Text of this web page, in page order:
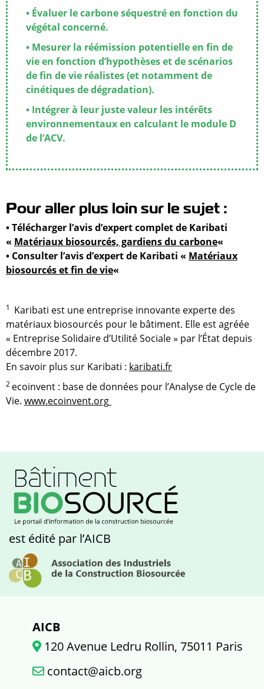
• Évaluer le carbone séquestré en fonction du
végétal concerné.
• Mesurer la réémission potentielle en fin de
vie en fonction d’hypothèses et de scénarios
de fin de vie réalistes (et notamment de
cinétiques de dégradation).
• Intégrer à leur juste valeur les intérêts
environnementaux en calculant le module D
de l’ACV.
Pour aller plus loin sur le sujet :
• Télécharger l’avis d’expert complet de Karibati
« Matériaux biosourcés, gardiens du carbone«
• Consulter l’avis d’expert de Karibati « Matériaux
biosourcés et fin de vie«
1 Karibati est une entreprise innovante experte des
matériaux biosourcés pour le bâtiment. Elle est agréée
« Entreprise Solidaire d’Utilité Sociale » par l’État depuis
décembre 2017.
En savoir plus sur Karibati : karibati.fr
2 ecoinvent : base de données pour l’Analyse de Cycle de
Vie. www.ecoinvent.org
est édité par l’AICB
AICB
120 Avenue Ledru Rollin, 75011 Paris
contact@aicb.org